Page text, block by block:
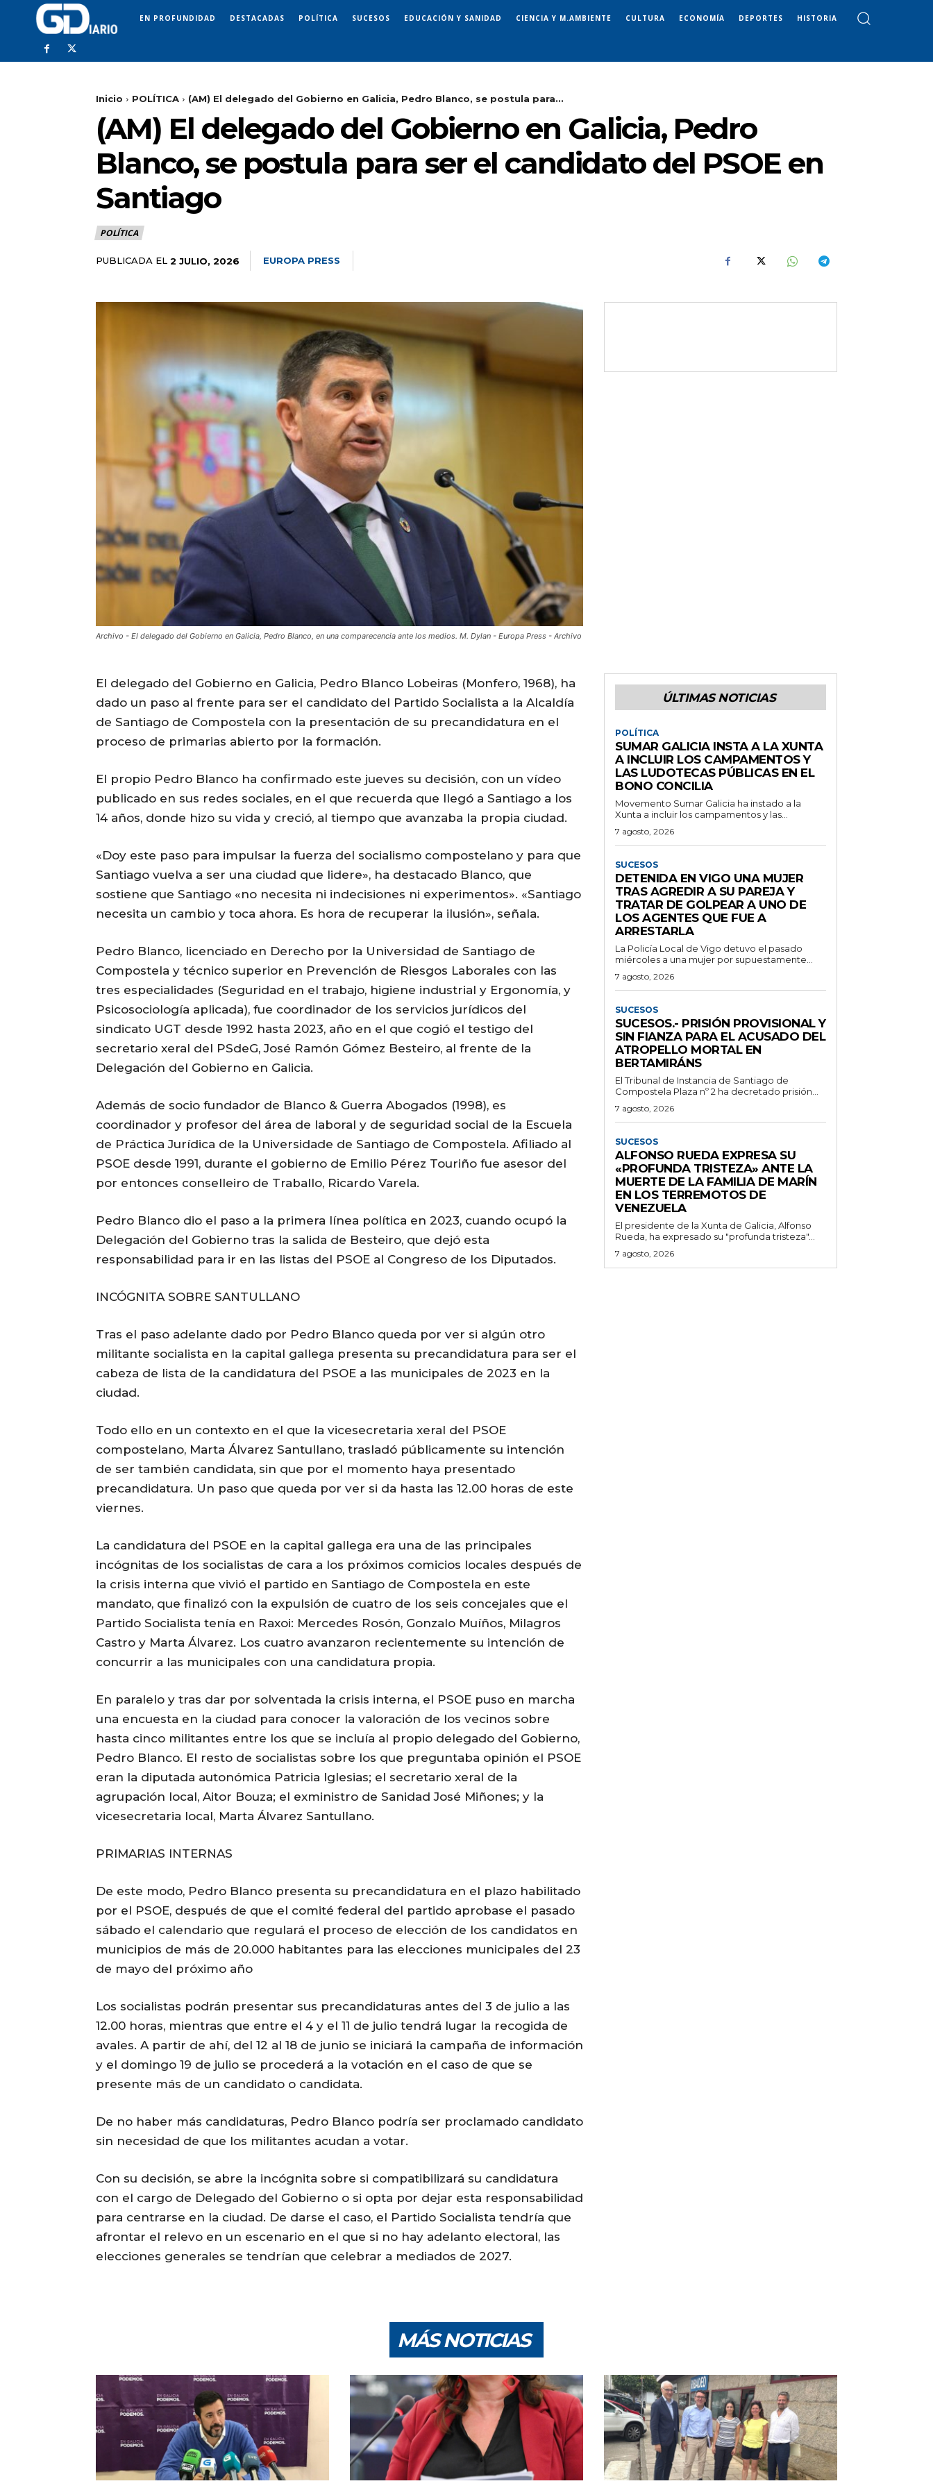
EN PROFUNDIDAD DESTACADAS POLÍTICA SUCESOS EDUCACIÓN Y SANIDAD CIENCIA Y M.AMBIENTE CULTURA ECONOMÍA DEPORTES HISTORIA
Inicio POLÍTICA (AM) El delegado del Gobierno en Galicia, Pedro Blanco, se postula para...
(AM) El delegado del Gobierno en Galicia, Pedro
Blanco, se postula para ser el candidato del PSOE en
Santiago
POLÍTICA
PUBLICADA EL 2 JULIO, 2026 EUROPA PRESS
Archivo - El delegado del Gobierno en Galicia, Pedro Blanco, en una comparecencia ante los medios. M. Dylan - Europa Press - Archivo
El delegado del Gobierno en Galicia, Pedro Blanco Lobeiras (Monfero, 1968), ha
dado un paso al frente para ser el candidato del Partido Socialista a la Alcaldía
de Santiago de Compostela con la presentación de su precandidatura en el
proceso de primarias abierto por la formación.
El propio Pedro Blanco ha confirmado este jueves su decisión, con un vídeo
publicado en sus redes sociales, en el que recuerda que llegó a Santiago a los
14 años, donde hizo su vida y creció, al tiempo que avanzaba la propia ciudad.
«Doy este paso para impulsar la fuerza del socialismo compostelano y para que
Santiago vuelva a ser una ciudad que lidere», ha destacado Blanco, que
sostiene que Santiago «no necesita ni indecisiones ni experimentos». «Santiago
necesita un cambio y toca ahora. Es hora de recuperar la ilusión», señala.
Pedro Blanco, licenciado en Derecho por la Universidad de Santiago de
Compostela y técnico superior en Prevención de Riesgos Laborales con las
tres especialidades (Seguridad en el trabajo, higiene industrial y Ergonomía, y
Psicosociología aplicada), fue coordinador de los servicios jurídicos del
sindicato UGT desde 1992 hasta 2023, año en el que cogió el testigo del
secretario xeral del PSdeG, José Ramón Gómez Besteiro, al frente de la
Delegación del Gobierno en Galicia.
Además de socio fundador de Blanco & Guerra Abogados (1998), es
coordinador y profesor del área de laboral y de seguridad social de la Escuela
de Práctica Jurídica de la Universidade de Santiago de Compostela. Afiliado al
PSOE desde 1991, durante el gobierno de Emilio Pérez Touriño fue asesor del
por entonces conselleiro de Traballo, Ricardo Varela.
Pedro Blanco dio el paso a la primera línea política en 2023, cuando ocupó la
Delegación del Gobierno tras la salida de Besteiro, que dejó esta
responsabilidad para ir en las listas del PSOE al Congreso de los Diputados.
INCÓGNITA SOBRE SANTULLANO
Tras el paso adelante dado por Pedro Blanco queda por ver si algún otro
militante socialista en la capital gallega presenta su precandidatura para ser el
cabeza de lista de la candidatura del PSOE a las municipales de 2023 en la
ciudad.
Todo ello en un contexto en el que la vicesecretaria xeral del PSOE
compostelano, Marta Álvarez Santullano, trasladó públicamente su intención
de ser también candidata, sin que por el momento haya presentado
precandidatura. Un paso que queda por ver si da hasta las 12.00 horas de este
viernes.
La candidatura del PSOE en la capital gallega era una de las principales
incógnitas de los socialistas de cara a los próximos comicios locales después de
la crisis interna que vivió el partido en Santiago de Compostela en este
mandato, que finalizó con la expulsión de cuatro de los seis concejales que el
Partido Socialista tenía en Raxoi: Mercedes Rosón, Gonzalo Muíños, Milagros
Castro y Marta Álvarez. Los cuatro avanzaron recientemente su intención de
concurrir a las municipales con una candidatura propia.
En paralelo y tras dar por solventada la crisis interna, el PSOE puso en marcha
una encuesta en la ciudad para conocer la valoración de los vecinos sobre
hasta cinco militantes entre los que se incluía al propio delegado del Gobierno,
Pedro Blanco. El resto de socialistas sobre los que preguntaba opinión el PSOE
eran la diputada autonómica Patricia Iglesias; el secretario xeral de la
agrupación local, Aitor Bouza; el exministro de Sanidad José Miñones; y la
vicesecretaria local, Marta Álvarez Santullano.
PRIMARIAS INTERNAS
De este modo, Pedro Blanco presenta su precandidatura en el plazo habilitado
por el PSOE, después de que el comité federal del partido aprobase el pasado
sábado el calendario que regulará el proceso de elección de los candidatos en
municipios de más de 20.000 habitantes para las elecciones municipales del 23
de mayo del próximo año
Los socialistas podrán presentar sus precandidaturas antes del 3 de julio a las
12.00 horas, mientras que entre el 4 y el 11 de julio tendrá lugar la recogida de
avales. A partir de ahí, del 12 al 18 de junio se iniciará la campaña de información
y el domingo 19 de julio se procederá a la votación en el caso de que se
presente más de un candidato o candidata.
De no haber más candidaturas, Pedro Blanco podría ser proclamado candidato
sin necesidad de que los militantes acudan a votar.
Con su decisión, se abre la incógnita sobre si compatibilizará su candidatura
con el cargo de Delegado del Gobierno o si opta por dejar esta responsabilidad
para centrarse en la ciudad. De darse el caso, el Partido Socialista tendría que
afrontar el relevo en un escenario en el que si no hay adelanto electoral, las
elecciones generales se tendrían que celebrar a mediados de 2027.
ÚLTIMAS NOTICIAS
POLÍTICA
SUMAR GALICIA INSTA A LA XUNTA
A INCLUIR LOS CAMPAMENTOS Y
LAS LUDOTECAS PÚBLICAS EN EL
BONO CONCILIA
Movemento Sumar Galicia ha instado a la
Xunta a incluir los campamentos y las...
7 agosto, 2026
SUCESOS
DETENIDA EN VIGO UNA MUJER
TRAS AGREDIR A SU PAREJA Y
TRATAR DE GOLPEAR A UNO DE
LOS AGENTES QUE FUE A
ARRESTARLA
La Policía Local de Vigo detuvo el pasado
miércoles a una mujer por supuestamente...
7 agosto, 2026
SUCESOS
SUCESOS.- PRISIÓN PROVISIONAL Y
SIN FIANZA PARA EL ACUSADO DEL
ATROPELLO MORTAL EN
BERTAMIRÁNS
El Tribunal de Instancia de Santiago de
Compostela Plaza nº 2 ha decretado prisión...
7 agosto, 2026
SUCESOS
ALFONSO RUEDA EXPRESA SU
«PROFUNDA TRISTEZA» ANTE LA
MUERTE DE LA FAMILIA DE MARÍN
EN LOS TERREMOTOS DE
VENEZUELA
El presidente de la Xunta de Galicia, Alfonso
Rueda, ha expresado su "profunda tristeza"...
7 agosto, 2026
MÁS NOTICIAS